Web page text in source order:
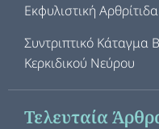
Εκφυλιστική Αρθρίτιδα
Συντριπτικό Κάταγμα
Κερκιδικού Νεύρου
Τελευταία